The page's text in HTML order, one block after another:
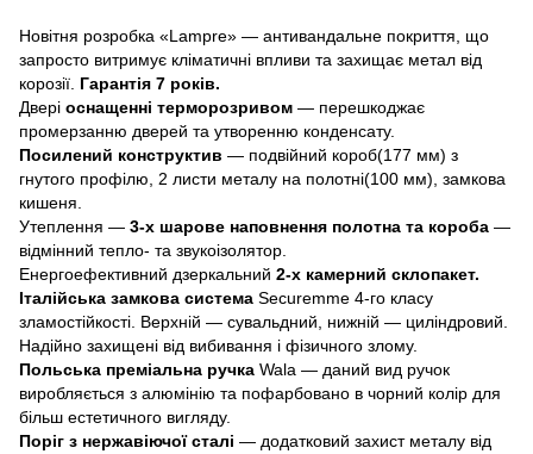
Новітня розробка «Lampre» — антивандальне покриття, що
запросто витримує кліматичні впливи та захищає метал від
корозії. Гарантія 7 років.
Двері оснащенні терморозривом — перешкоджає
промерзанню дверей та утворенню конденсату.
Посилений конструктив — подвійний короб(177 мм) з
гнутого профілю, 2 листи металу на полотні(100 мм), замкова
кишеня.
Утеплення — 3-х шарове наповнення полотна та короба —
відмінний тепло- та звукоізолятор.
Енергоефективний дзеркальний 2-х камерний склопакет.
Італійська замкова система Securemme 4-го класу
зламостійкості. Верхній — сувальдний, нижній — циліндровий.
Надійно захищені від вибивання і фізичного злому.
Польська преміальна ручка Wala — даний вид ручок
виробляється з алюмінію та пофарбовано в чорний колір для
більш естетичного вигляду.
Поріг з нержавіючої сталі — додатковий захист металу від